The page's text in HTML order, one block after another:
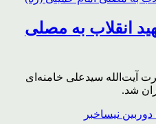
انقلاب به مصلی
آیت‌الله سیدعلی خامنه‌ای
شد.